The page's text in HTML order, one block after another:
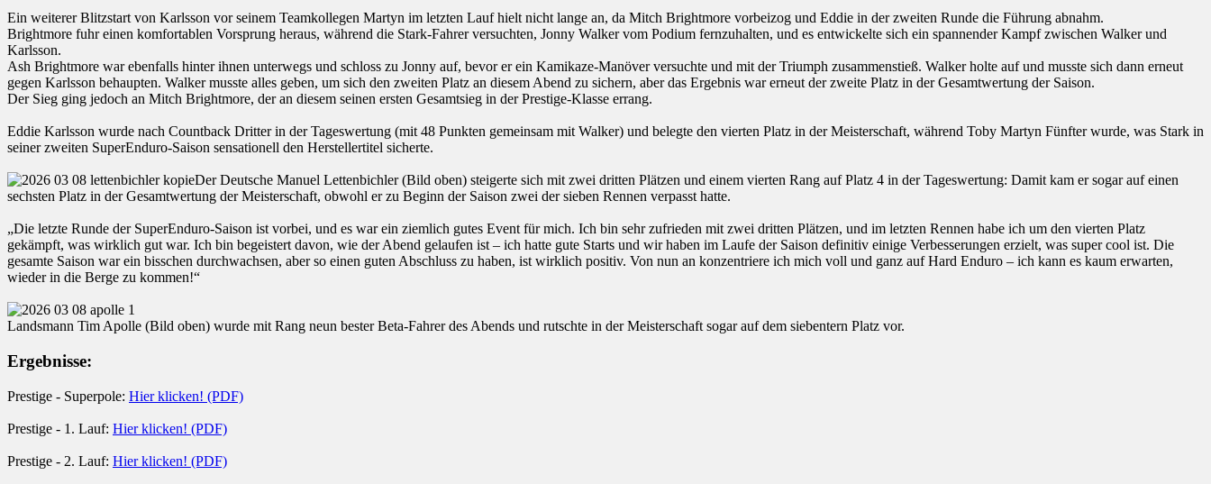
Ein weiterer Blitzstart von Karlsson vor seinem Teamkollegen Martyn im letzten Lauf hielt nicht lange an, da Mitch Brightmore vorbeizog und Eddie in der zweiten Runde die Führung abnahm.
Brightmore fuhr einen komfortablen Vorsprung heraus, während die Stark-Fahrer versuchten, Jonny Walker vom Podium fernzuhalten, und es entwickelte sich ein spannender Kampf zwischen Walker und
Karlsson.
Ash Brightmore war ebenfalls hinter ihnen unterwegs und schloss zu Jonny auf, bevor er ein Kamikaze-Manöver versuchte und mit der Triumph zusammenstieß. Walker holte auf und musste sich dann erneut
gegen Karlsson behaupten. Walker musste alles geben, um sich den zweiten Platz an diesem Abend zu sichern, aber das Ergebnis war erneut der zweite Platz in der Gesamtwertung der Saison.
Der Sieg ging jedoch an Mitch Brightmore, der an diesem seinen ersten Gesamtsieg in der Prestige-Klasse errang.
Eddie Karlsson wurde nach Countback Dritter in der Tageswertung (mit 48 Punkten gemeinsam mit Walker) und belegte den vierten Platz in der Meisterschaft, während Toby Martyn Fünfter wurde, was Stark in
seiner zweiten SuperEnduro-Saison sensationell den Herstellertitel sicherte.
Der Deutsche Manuel Lettenbichler (Bild oben) steigerte sich mit zwei dritten Plätzen und einem vierten Rang auf Platz 4 in der Tageswertung: Damit kam er sogar auf einen
sechsten Platz in der Gesamtwertung der Meisterschaft, obwohl er zu Beginn der Saison zwei der sieben Rennen verpasst hatte.
„Die letzte Runde der SuperEnduro-Saison ist vorbei, und es war ein ziemlich gutes Event für mich. Ich bin sehr zufrieden mit zwei dritten Plätzen, und im letzten Rennen habe ich um den vierten Platz
gekämpft, was wirklich gut war. Ich bin begeistert davon, wie der Abend gelaufen ist – ich hatte gute Starts und wir haben im Laufe der Saison definitiv einige Verbesserungen erzielt, was super cool ist. Die
gesamte Saison war ein bisschen durchwachsen, aber so einen guten Abschluss zu haben, ist wirklich positiv. Von nun an konzentriere ich mich voll und ganz auf Hard Enduro – ich kann es kaum erwarten,
wieder in die Berge zu kommen!“
Landsmann Tim Apolle (Bild oben) wurde mit Rang neun bester Beta-Fahrer des Abends und rutschte in der Meisterschaft sogar auf dem siebentern Platz vor.
Ergebnisse:
Prestige - Superpole: Hier klicken! (PDF)
Prestige - 1. Lauf: Hier klicken! (PDF)
Prestige - 2. Lauf: Hier klicken! (PDF)